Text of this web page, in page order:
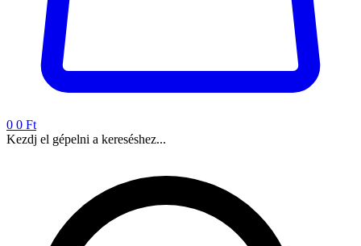
0 0 Ft
Kezdj el gépelni a kereséshez...